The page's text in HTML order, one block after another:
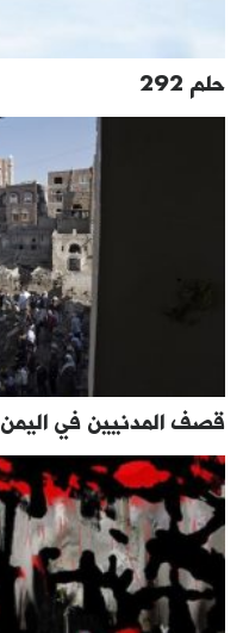
حلم 292
قصف المدنيين في اليمن